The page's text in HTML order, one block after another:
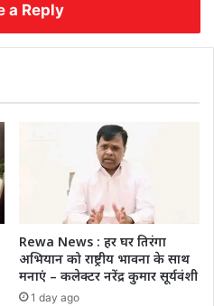
a Reply
Rewa News : हर घर तिरंगा
अभियान को राष्ट्रीय भावना के साथ
मनाएं – कलेक्टर नरेंद्र कुमार सूर्यवंशी
1 day ago